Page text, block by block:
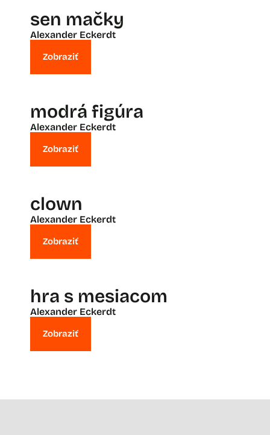
sen mačky
Alexander Eckerdt
Zobraziť
modrá figúra
Alexander Eckerdt
Zobraziť
clown
Alexander Eckerdt
Zobraziť
hra s mesiacom
Alexander Eckerdt
Zobraziť